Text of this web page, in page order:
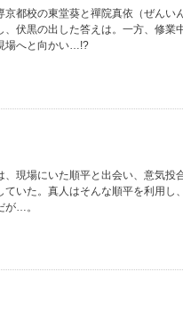
京都校の東堂葵と禪院真依（ぜん
伏黒の出した答えは。一方、修業
場へと向かい…!?
現場にいた順平と出会い、意気投
いた。真人はそんな順平を利用し
が…。